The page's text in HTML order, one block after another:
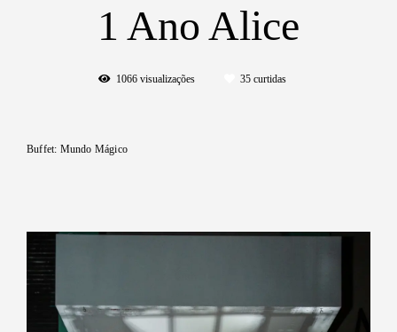
1 Ano Alice
1066visualizações 35curtidas
Buffet: Mundo Mágico